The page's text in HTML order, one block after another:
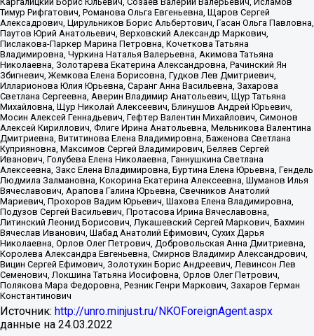
Тимур Рифгатович, Романова Ольга Евгеньевна, Щаров Сергей
Алексадрович, Цирульников Борис Альбертович, Гасан Ольга Павловна,
Паутов Юрий Анатольевич, Верховский Александр Маркович,
Пислакова-Паркер Марина Петровна, Кочеткова Татьяна
Владимировна, Чуркина Наталья Валерьевна, Акимова Татьяна
Николаевна, Золотарева Екатерина Александровна, Рачинский Ян
Збигневич, Жемкова Елена Борисовна, Гудков Лев Дмитриевич,
Илларионова Юлия Юрьевна, Саранг Анна Васильевна, Захарова
Светлана Сергеевна, Аверин Владимир Анатольевич, Щур Татьяна
Михайловна, Щур Николай Алексеевич, Блинушов Андрей Юрьевич,
Мосин Алексей Геннадьевич, Гефтер Валентин Михайлович, Симонов
Алексей Кириллович, Флиге Ирина Анатольевна, Мельникова Валентина
Дмитриевна, Вититинова Елена Владимировна, Баженова Светлана
Куприяновна, Максимов Сергей Владимирович, Беляев Сергей
Иванович, Голубева Елена Николаевна, Ганнушкина Светлана
Алексеевна, Закс Елена Владимировна, Буртина Елена Юрьевна, Гендель
Людмила Залмановна, Кокорина Екатерина Алексеевна, Шуманов Илья
Вячеславович, Арапова Галина Юрьевна, Свечников Анатолий
Мариевич, Прохоров Вадим Юрьевич, Шахова Елена Владимировна,
Подузов Сергей Васильевич, Протасова Ирина Вячеславовна,
Литинский Леонид Борисович, Лукашевский Сергей Маркович, Бахмин
Вячеслав Иванович, Шабад Анатолий Ефимович, Сухих Дарья
Николаевна, Орлов Олег Петрович, Добровольская Анна Дмитриевна,
Королева Александра Евгеньевна, Смирнов Владимир Александрович,
Вицин Сергей Ефимович, Золотухин Борис Андреевич, Левинсон Лев
Семенович, Локшина Татьяна Иосифовна, Орлов Олег Петрович,
Полякова Мара Федоровна, Резник Генри Маркович, Захаров Герман
Константинович
Источник: http://unro.minjust.ru/NKOForeignAgent.aspx
данные на 24.03.2022